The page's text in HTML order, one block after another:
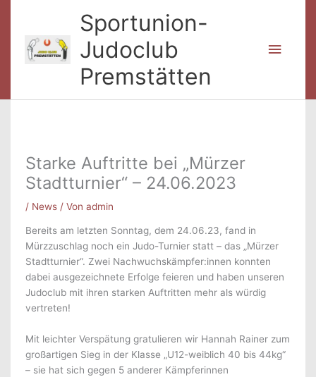
springen
Sportunion-
Judoclub
Premstätten
Starke Auftritte bei „Mürzer
Stadtturnier“ – 24.06.2023
/ News / Vonadmin
Bereits am letzten Sonntag, dem 24.06.23, fand in
Mürzzuschlag noch ein Judo-Turnier statt – das „Mürzer
Stadtturnier“. Zwei Nachwuchskämpfer:innen konnten
dabei ausgezeichnete Erfolge feieren und haben unseren
Judoclub mit ihren starken Auftritten mehr als würdig
vertreten!
Mit leichter Verspätung gratulieren wir Hannah Rainer zum
großartigen Sieg in der Klasse „U12-weiblich 40 bis 44kg“
– sie hat sich gegen 5 anderer Kämpferinnen